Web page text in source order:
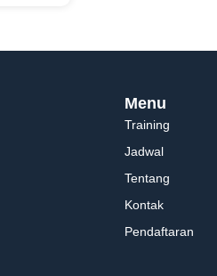
Menu
Training
Jadwal
Tentang
Kontak
Pendaftaran